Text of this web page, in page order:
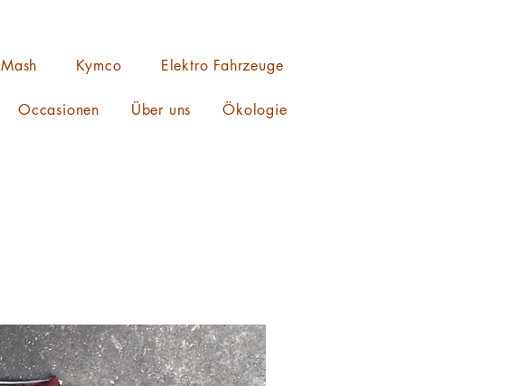
Mash Kymco Elektro Fahrzeuge
Occasionen Über uns Ökologie